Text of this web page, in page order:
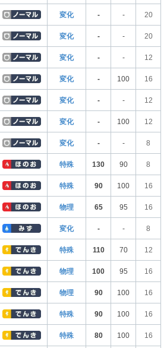
変化 - - 20
変化 - - 20
変化 - - 12
変化 - 100 16
変化 - - 12
変化 - 100 12
変化 - - 8
特殊 130 90 8
特殊 90 100 16
物理 65 95 16
変化 - - 8
特殊 110 70 12
物理 100 95 16
物理 90 100 16
特殊 90 100 16
特殊 80 100 16